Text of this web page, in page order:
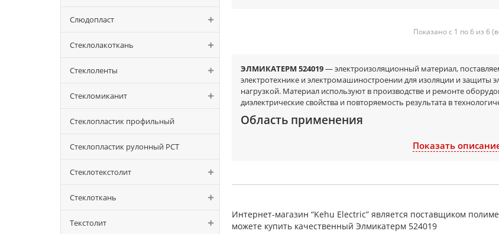
Слюдопласт
Стеклолакоткань
Стеклоленты
Стекломиканит
Стеклопластик профильный
Стеклопластик рулонный РСТ
Стеклотекстолит
Стеклоткань
Текстолит
Показано с 1 по 6 из 6
ЭЛМИКАТЕРМ 524019— электроизоляционный материал,
электротехнике и электромашиностроении для изоляции и защиты
нагрузкой. Материал используют в производстве и ремонте
диэлектрические свойства и повторяемость результата в
Область применения
трансформаторы, дроссели, катушки и другие намоточные
Преимущества
электроизоляционное назначение для изоляционных систем;
применимость в узлах с тепловой нагрузкой (показатели — по
Показать
Интернет-магазин “Kehu Electric” является поставщиком
можете купить качественный Элмикатерм 524019